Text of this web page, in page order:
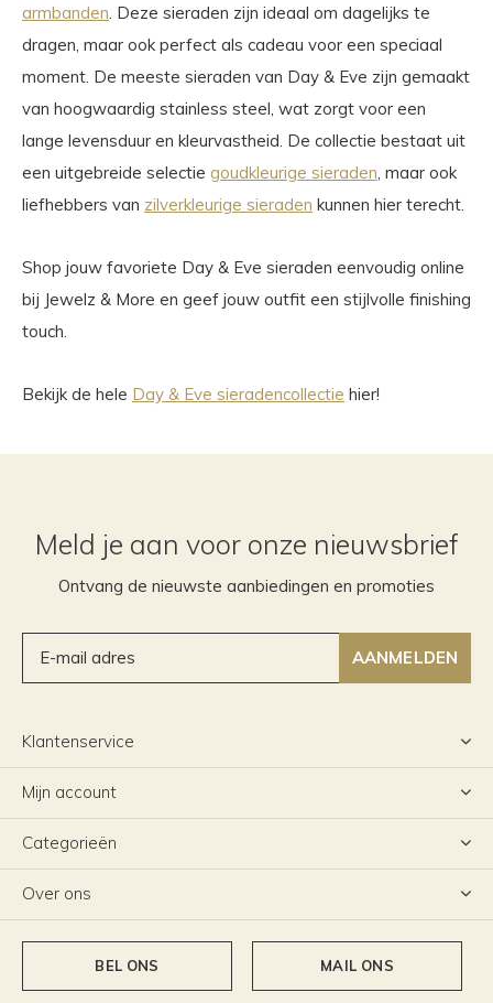
armbanden . Deze sieraden zijn ideaal om dagelijks te
dragen, maar ook perfect als cadeau voor een speciaal
moment. De meeste sieraden van Day & Eve zijn gemaakt
van hoogwaardig stainless steel, wat zorgt voor een
lange levensduur en kleurvastheid. De collectie bestaat uit
een uitgebreide selectie goudkleurige sieraden , maar ook
liefhebbers van zilverkleurige sieraden kunnen hier terecht.
Shop jouw favoriete Day & Eve sieraden eenvoudig online
bij Jewelz & More en geef jouw outfit een stijlvolle finishing
touch.
Bekijk de hele Day & Eve sieradencollectie hier!
Meld je aan voor onze nieuwsbrief
Ontvang de nieuwste aanbiedingen en promoties
AANMELDEN
Klantenservice
Mijn account
Categorieën
Over ons
BEL ONS MAIL ONS